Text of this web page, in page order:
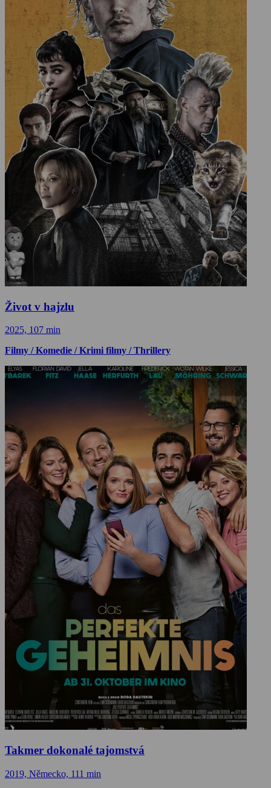
Život v hajzlu
2025, 107 min
Filmy / Komedie / Krimi filmy / Thrillery
Takmer dokonalé tajomstvá
2019, Německo, 111 min